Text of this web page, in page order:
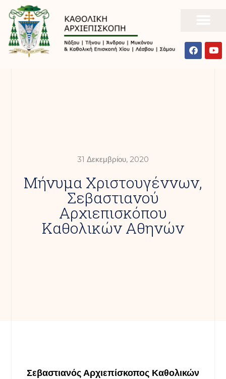
31 Δεκεμβρίου, 2020
Μήνυμα Χριστουγέννων,
Σεβαστιανού
Αρχιεπισκόπου
Καθολικών Αθηνών
Σεβαστιανός Αρχιεπίσκοπος Καθολικών